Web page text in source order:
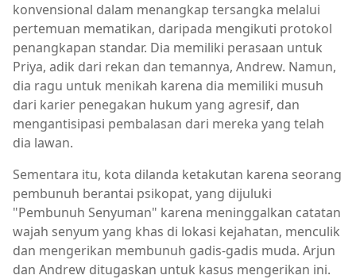
konvensional dalam menangkap tersangka melalui
pertemuan mematikan, daripada mengikuti protokol
penangkapan standar. Dia memiliki perasaan untuk
Priya, adik dari rekan dan temannya, Andrew. Namun,
dia ragu untuk menikah karena dia memiliki musuh
dari karier penegakan hukum yang agresif, dan
mengantisipasi pembalasan dari mereka yang telah
dia lawan.
Sementara itu, kota dilanda ketakutan karena seorang
pembunuh berantai psikopat, yang dijuluki
"Pembunuh Senyuman" karena meninggalkan catatan
wajah senyum yang khas di lokasi kejahatan, menculik
dan mengerikan membunuh gadis-gadis muda. Arjun
dan Andrew ditugaskan untuk kasus mengerikan ini.